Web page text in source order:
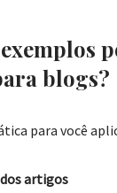
blogs?
para você
artigos